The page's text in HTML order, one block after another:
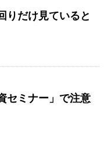
りだけ見ていると
セミナー」で注意